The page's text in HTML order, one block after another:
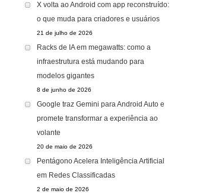
X volta ao Android com app reconstruído:
o que muda para criadores e usuários
21 de julho de 2026
Racks de IA em megawatts: como a
infraestrutura está mudando para
modelos gigantes
8 de junho de 2026
Google traz Gemini para Android Auto e
promete transformar a experiência ao
volante
20 de maio de 2026
Pentágono Acelera Inteligência Artificial
em Redes Classificadas
2 de maio de 2026